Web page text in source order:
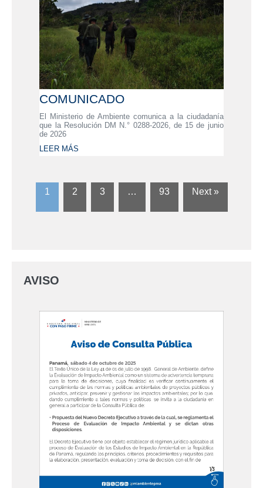
COMUNICADO
El Ministerio de Ambiente comunica a la ciudadanía
que la Resolución DM N.° 0288-2026, de 15 de junio
de 2026
LEER MÁS
1 2 3 … 93 Next »
AVISO